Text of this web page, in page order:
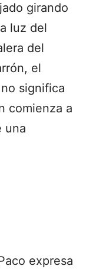
girando
luz del
del
el
significa
comienza a
una
expresa